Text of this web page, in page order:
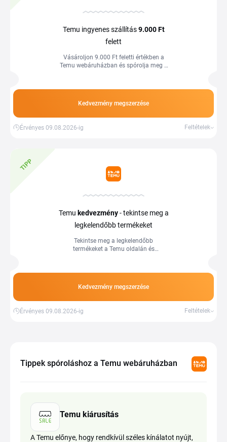
Temu ingyenes szállítás9.000 Ft
felett
Vásároljon 9.000 Ft feletti értékben a
Temu webáruházban és spórolja meg a
Kedvezmény megszerzése
Érvényes 09.08.2026-ig Feltételek
TIPP
Temu kedvezmény- tekintse meg a
legkelendőbb termékeket
Tekintse meg a legkelendőbb
termékeket a Temu oldalán és
Temu kuponokat és mellette szerezzen
szolgáltatással.
Kedvezmény megszerzése
Érvényes 09.08.2026-ig Feltételek
Tippek spóroláshoz a Temu webáruházban
Temu kiárusítás
A Temu előnye, hogy rendkívül széles kínálatot nyújt,